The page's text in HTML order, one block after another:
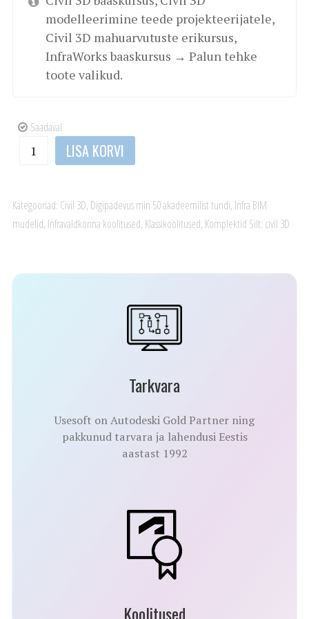
modelleerimine teede projekteerijatele,
Civil 3D mahuarvutuste erikursus,
InfraWorks baaskursus →Palun tehke
toote valikud.
Saadaval
Civil
infraspetsialistile
kogus
LISA KORVI
Kategooriad: Civil 3D, Digipädevus min 50 akadeemilist tundi, Infra BIM
mudelid, Infravaldkonna koolitused, Klassikoolitused, Komplektid Silt: civil 3D
Tarkvara
Usesoft on Autodeski Gold Partner ning
pakkunud tarvara ja lahendusi Eestis
aastast 1992
Koolitused